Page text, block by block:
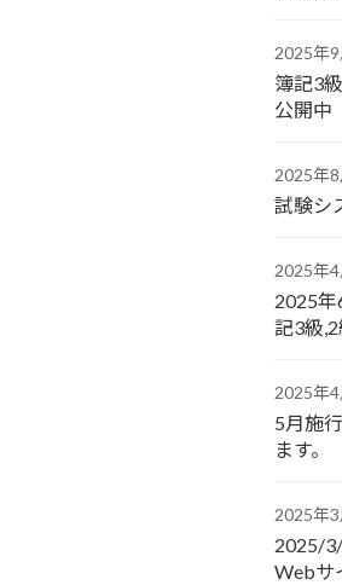
2025年
簿記3
公開中
2025年
試験シ
2025年
2025
記3級
2025年
5月施
ます。
2025年
2025/
Webサ